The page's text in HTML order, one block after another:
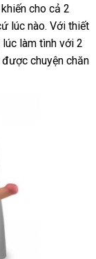
cho cả 2
lúc nào. Với thiết
làm tình thanh
lý
với 2
mới
được chuyện chăn